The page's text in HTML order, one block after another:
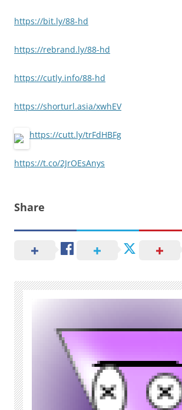
https://bit.ly/88-hd
https://rebrand.ly/88-hd
https://cutly.info/88-hd
https://shorturl.asia/xwhEV
https://cutt.ly/trFdHBFg
https://t.co/2JrOEsAnys
Share